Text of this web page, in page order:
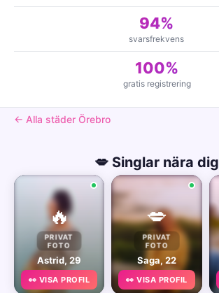
94%
svarsfrekvens
100%
gratis registrering
← Alla städer Örebro
💋 Singlar nära dig
🔥
PRIVAT
FOTO
Astrid, 29
👀 VISA PROFIL
💋
PRIVAT
FOTO
Saga, 22
👀 VISA PROFIL